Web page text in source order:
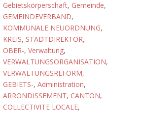
Gebietskörperschaft, Gemeinde,
GEMEINDEVERBAND,
KOMMUNALE NEUORDNUNG,
KREIS, STADTDIREKTOR,
OBER-, Verwaltung,
VERWALTUNGSORGANISATION,
VERWALTUNGSREFORM,
GEBIETS-, Administration,
ARRONDISSEMENT, CANTON,
COLLECTIVITE LOCALE,